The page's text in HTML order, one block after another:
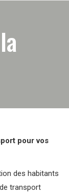
pour vos
des habitants
transport